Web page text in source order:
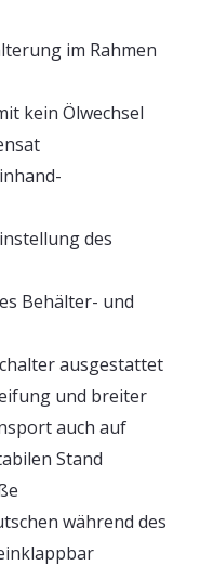
im Rahmen
kein Ölwechsel
des
Behälter- und
ausgestattet
und breiter
auch auf
Stand
während des